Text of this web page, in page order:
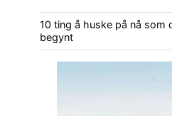
10 ting å huske på nå som
begynt